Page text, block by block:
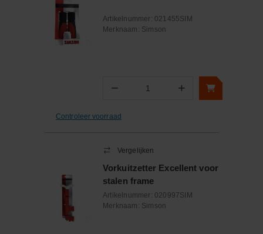
Artikelnummer: 021455SIM
Merknaam: Simson
− Aantal +
Controleer voorraad
Vergelijken
Vorkuitzetter Excellent voor
stalen frame
Artikelnummer: 020997SIM
Merknaam: Simson